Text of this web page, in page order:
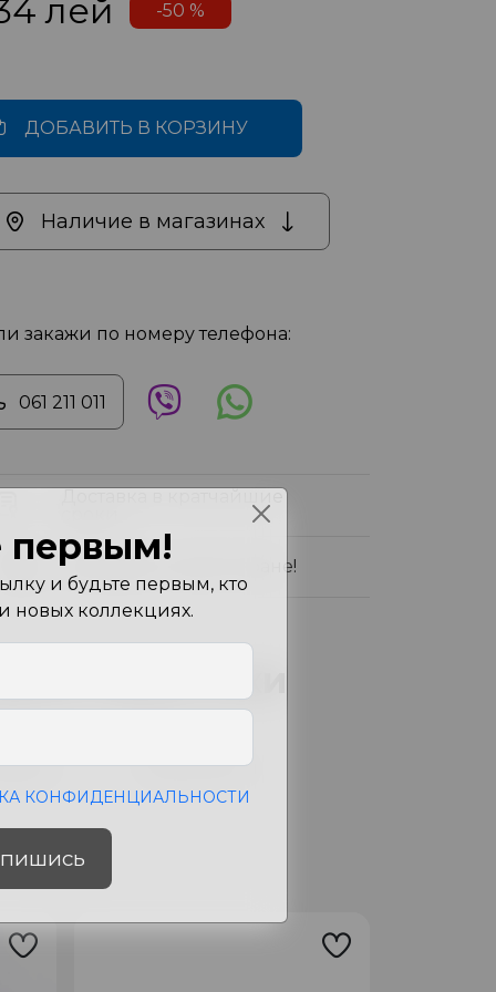
лей -50 %
ДОБАВИТЬ В КОРЗИНУ
Наличие в магазинах
закажи по номеру телефона:
061 211 011
Доставка в кратчайшие
Доставка по всей стране!
18X32X26 см
первым!
и будьте первым, кто
новых коллекциях.
КОНФИДЕНЦИАЛЬНОСТИ